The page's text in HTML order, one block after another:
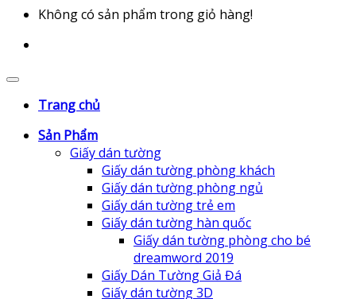
Không có sản phẩm trong giỏ hàng!
Trang chủ
Sản Phẩm
Giấy dán tường
Giấy dán tường phòng khách
Giấy dán tường phòng ngủ
Giấy dán tường trẻ em
Giấy dán tường hàn quốc
Giấy dán tường phòng cho bé
dreamword 2019
Giấy Dán Tường Giả Đá
Giấy dán tường 3D